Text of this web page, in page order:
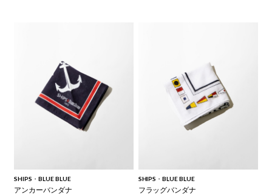
SHIPS・BLUE BLUE
アンカーバンダナ
SHIPS・BLUE BLUE
フラッグバンダナ